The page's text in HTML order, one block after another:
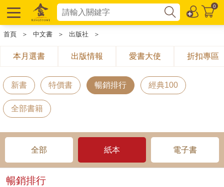
0
首頁 ＞ 中文書 ＞ 出版社 ＞
本月選書 出版情報 愛書大使 折扣專區
新書 特價書 暢銷排行 經典100
全部書籍
全部 紙本 電子書
暢銷排行